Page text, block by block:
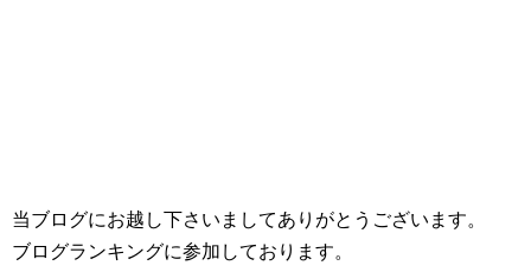
当ブログにお越し下さいましてありがとうございます。
ブログランキングに参加しております。